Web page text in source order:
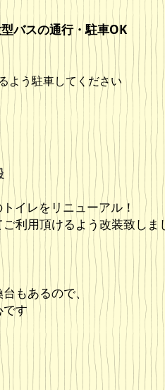
バスの通行・駐車OK
よう駐車してください
イレをリニューアル！
利用頂けるよう改装致しま
もあるので、
です